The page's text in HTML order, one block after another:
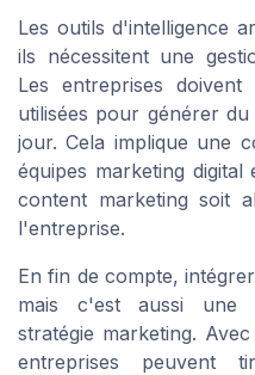
Les outils d'intelligence
ils nécessitent une
Les entreprises
utilisées pour générer
jour. Cela implique une
équipes marketing
content marketing soit
l'entreprise.
En fin de compte,
mais c'est aussi une
stratégie marketing.
entreprises peuvent